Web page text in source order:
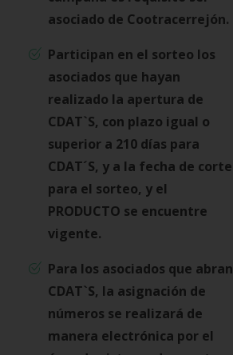
asociado de Cootracerrejón.
Participan en el sorteo los
asociados que hayan
realizado la apertura de
CDAT`S, con plazo igual o
superior a 210 días para
CDAT´S, y a la fecha de corte
para el sorteo, y el
PRODUCTO se encuentre
vigente.
Para los asociados que abran
CDAT`S, la asignación de
números se realizará de
manera electrónica por el